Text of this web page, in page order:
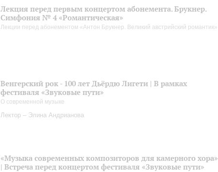
Лекция перед первым концертом абонемента. Брукнер.
Симфония № 4 «Романтическая»
Лекции перед абонементом «Антон Брукнер. Великий австрийский романтик»
Венгерский рок - 100 лет Дьёрдю Лигети | В рамках
фестиваля «Звуковые пути»
О современной музыке
Лектор – Элина Андрианова
«Музыка современных композиторов для камерного хора»
| Встреча перед концертом фестиваля «Звуковые пути»